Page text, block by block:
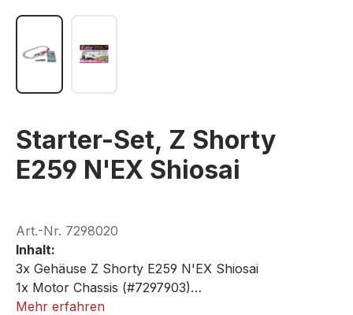
Starter-Set, Z Shorty
E259 N'EX Shiosai
Art.-Nr. 7298020
Inhalt:
3x Gehäuse Z Shorty E259 N'EX Shiosai
1x Motor Chassis (#7297903)
2x Trailer Chassis (#7297905)
Mehr erfahren